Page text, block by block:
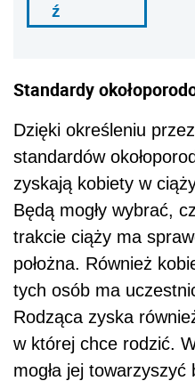
ź
Standardy
Dzięki określeniu
standardów
zyskają kobiety w
Będą mogły wybrać,
trakcie ciąży ma
położna. Również
tych osób ma
Rodząca zyska
w której chce rodzić.
mogła jej